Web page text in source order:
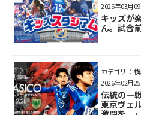
キッズが
ん。試合
2026年03月
カテゴリ：
伝統の一
東京ヴェ
2026年02月